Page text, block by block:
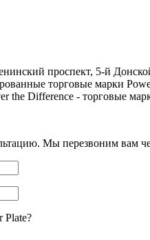
проспект, 5-й
торговые марки
Difference - торговые
Мы перезвоним вам
Plate?